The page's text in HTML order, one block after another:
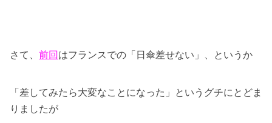
さて、 前回 はフランスでの「日傘差せない」、というか
「差してみたら大変なことになった」というグチにとどま
りましたが